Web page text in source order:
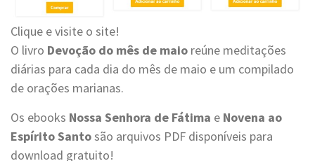
Clique e visite o site!
O livro Devoção do mês de maio reúne meditações
diárias para cada dia do mês de maio e um compilado
de orações marianas.
Os ebooks Nossa Senhora de Fátima e Novena ao
Espírito Santosão arquivos PDF disponíveis para
download gratuito!